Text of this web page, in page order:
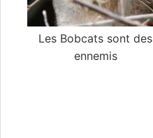
Les Bobcats sont des
ennemis